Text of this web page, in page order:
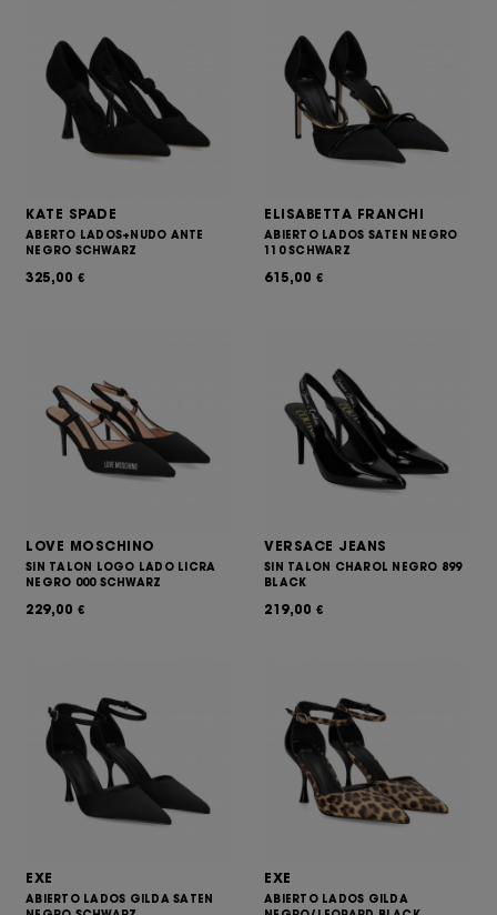
KATE SPADE
ABERTO LADOS+NUDO ANTE
NEGRO SCHWARZ
325,00 €
ELISABETTA FRANCHI
ABIERTO LADOS SATEN NEGRO
110 SCHWARZ
615,00 €
LOVE MOSCHINO
SIN TALON LOGO LADO LICRA
NEGRO 000 SCHWARZ
229,00 €
VERSACE JEANS
SIN TALON CHAROL NEGRO 899
BLACK
219,00 €
EXE
ABIERTO LADOS GILDA SATEN
EXE
ABIERTO LADOS GILDA